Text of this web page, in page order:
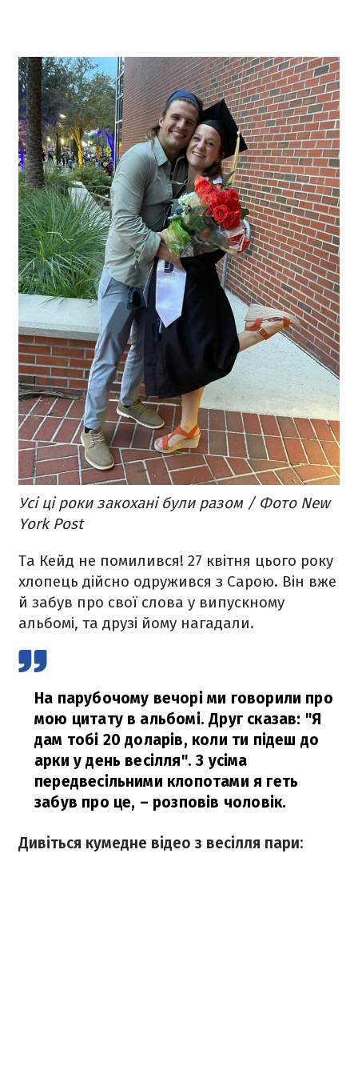
Усі ці роки закохані були разом / Фото New
York Post
Та Кейд не помилився! 27 квітня цього року
хлопець дійсно одружився з Сарою. Він вже
й забув про свої слова у випускному
альбомі, та друзі йому нагадали.
На парубочому вечорі ми говорили про
мою цитату в альбомі. Друг сказав: "Я
дам тобі 20 доларів, коли ти підеш до
арки у день весілля". З усіма
передвесільними клопотами я геть
забув про це, – розповів чоловік.
Дивіться кумедне відео з весілля пари: